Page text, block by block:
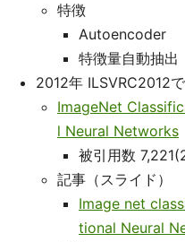
特徴
Autoencoder
特徴量自動抽出
2012年 ILSVRC2012
ImageNet
l Neural Networks
被引用数
記事（スライド）
Image net
tional Neural